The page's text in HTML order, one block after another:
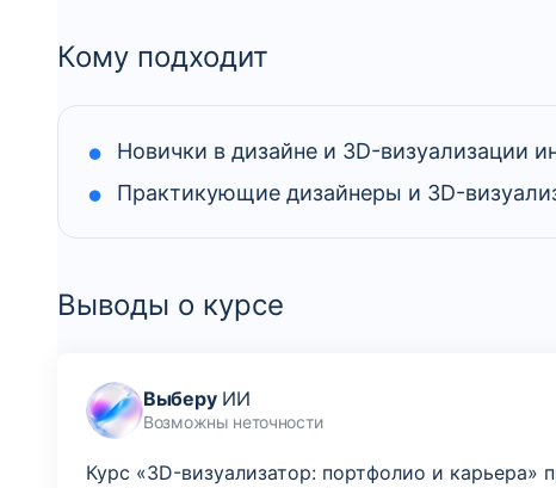
Кому подходит
Новички в дизайне и 3D-визуализации
Практикующие дизайнеры и 3D-
Выводы о курсе
ВыберуИИ
Возможны неточности
Курс «3D-визуализатор: портфолио и